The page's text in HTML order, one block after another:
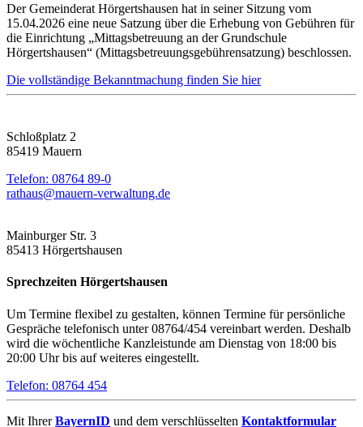
Der Gemeinderat Hörgertshausen hat in seiner Sitzung vom
15.04.2026 eine neue Satzung über die Erhebung von Gebühren für
die Einrichtung „Mittagsbetreuung an der Grundschule
Hörgertshausen“ (Mittagsbetreuungsgebührensatzung) beschlossen.
Die vollständige Bekanntmachung finden Sie hier
Schloßplatz 2
85419 Mauern
Telefon: 08764 89-0
rathaus@mauern-verwaltung.de
Mainburger Str. 3
85413 Hörgertshausen
Sprechzeiten Hörgertshausen
Um Termine flexibel zu gestalten, können Termine für persönliche
Gespräche telefonisch unter 08764/454 vereinbart werden. Deshalb
wird die wöchentliche Kanzleistunde am Dienstag von 18:00 bis
20:00 Uhr bis auf weiteres eingestellt.
Telefon: 08764 454
Mit IhrerBayernID und dem verschlüsselten Kontaktformular